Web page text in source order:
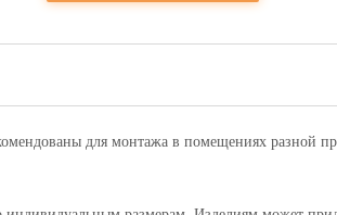
для монтажа в помещениях разной